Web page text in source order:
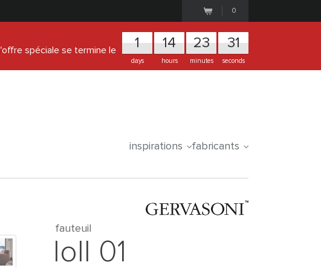
0
l'offre spéciale se termine le 1
days
14
hours
23
minutes
31
seconds
inspirations fabricants
fauteuil
loll 01